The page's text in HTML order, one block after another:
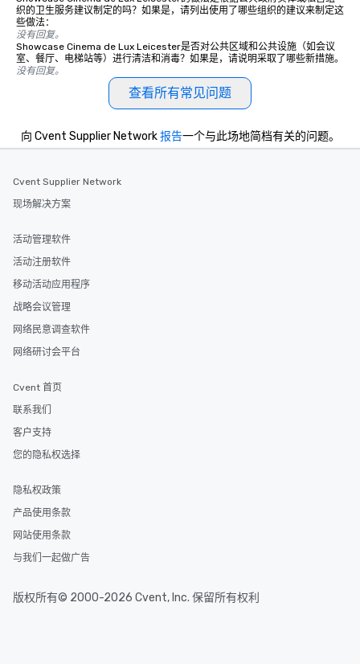
织的卫生服务建议制定的吗？如果是，请列出使用了哪些组织的建议来制定这
些做法：
没有回复。
Showcase Cinema de Lux Leicester是否对公共区域和公共设施（如会议
室、餐厅、电梯站等）进行清洁和消毒？如果是，请说明采取了哪些新措施。
没有回复。
查看所有常见问题
向 Cvent Supplier Network报告一个与此场地简档有关的问题。
Cvent Supplier Network
现场解决方案
活动管理软件
活动注册软件
移动活动应用程序
战略会议管理
网络民意调查软件
网络研讨会平台
Cvent 首页
联系我们
客户支持
您的隐私权选择
隐私权政策
产品使用条款
网站使用条款
与我们一起做广告
版权所有© 2000-2026 Cvent, Inc. 保留所有权利